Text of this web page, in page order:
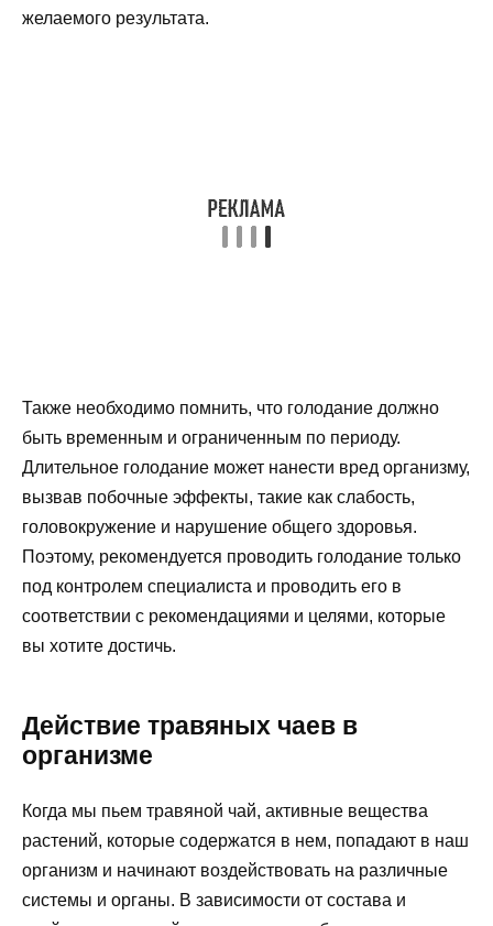
желаемого результата.
Также необходимо помнить, что голодание должно
быть временным и ограниченным по периоду.
Длительное голодание может нанести вред организму,
вызвав побочные эффекты, такие как слабость,
головокружение и нарушение общего здоровья.
Поэтому, рекомендуется проводить голодание только
под контролем специалиста и проводить его в
соответствии с рекомендациями и целями, которые
вы хотите достичь.
Действие травяных чаев в
организме
Когда мы пьем травяной чай, активные вещества
растений, которые содержатся в нем, попадают в наш
организм и начинают воздействовать на различные
системы и органы. В зависимости от состава и